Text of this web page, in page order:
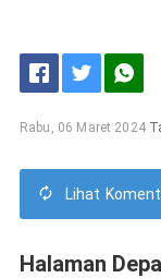
Rabu, 06 Maret 2024
Lihat
Halaman